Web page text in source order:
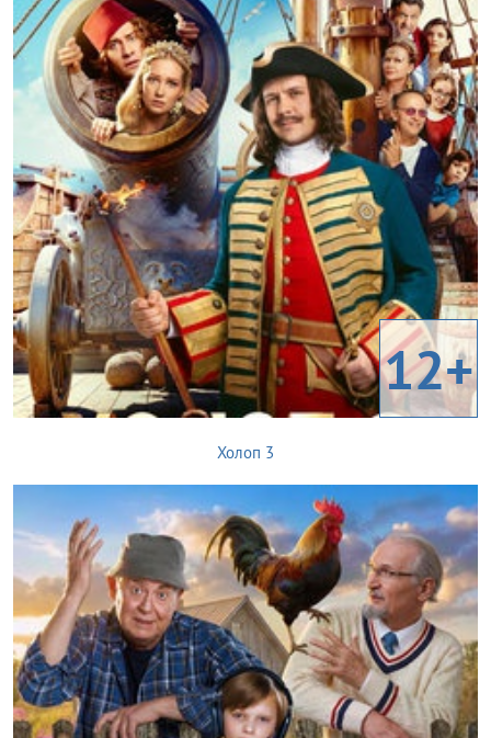
12+
Холоп 3